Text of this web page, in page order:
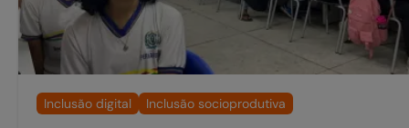
Inclusão digital Inclusão socioprodutiva